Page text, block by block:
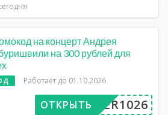
на концерт Андрея
на 300 рублей для
Работает до 01.10.2026
UPER1026
ОТКРЫТЬ